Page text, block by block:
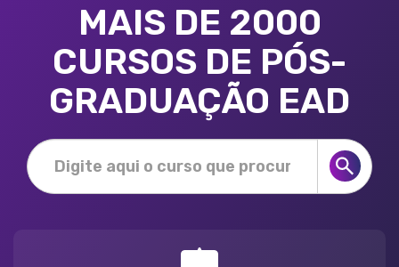
MAIS DE 2000
CURSOS DE PÓS-
GRADUAÇÃO EAD